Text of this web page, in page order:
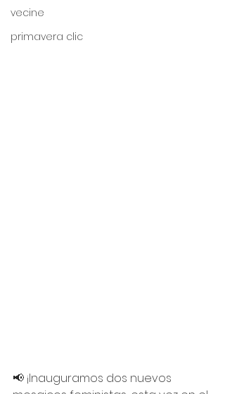
vecine
primavera clic
📢 ¡Inauguramos dos nuevos